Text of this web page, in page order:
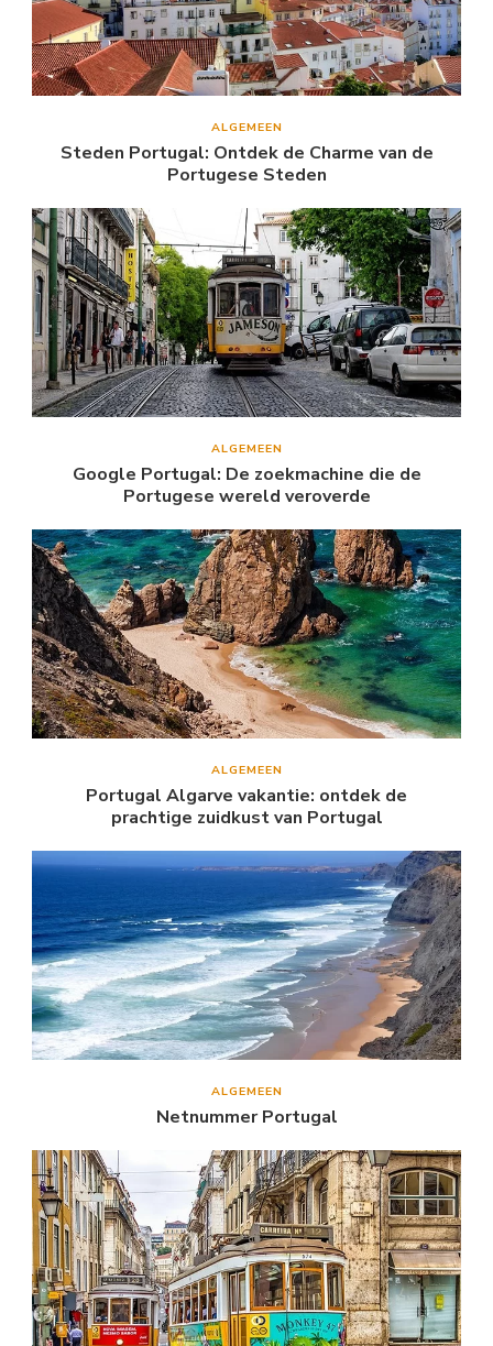
ALGEMEEN
Steden Portugal: Ontdek de Charme van de
Portugese Steden
ALGEMEEN
Google Portugal: De zoekmachine die de
Portugese wereld veroverde
ALGEMEEN
Portugal Algarve vakantie: ontdek de
prachtige zuidkust van Portugal
ALGEMEEN
Netnummer Portugal